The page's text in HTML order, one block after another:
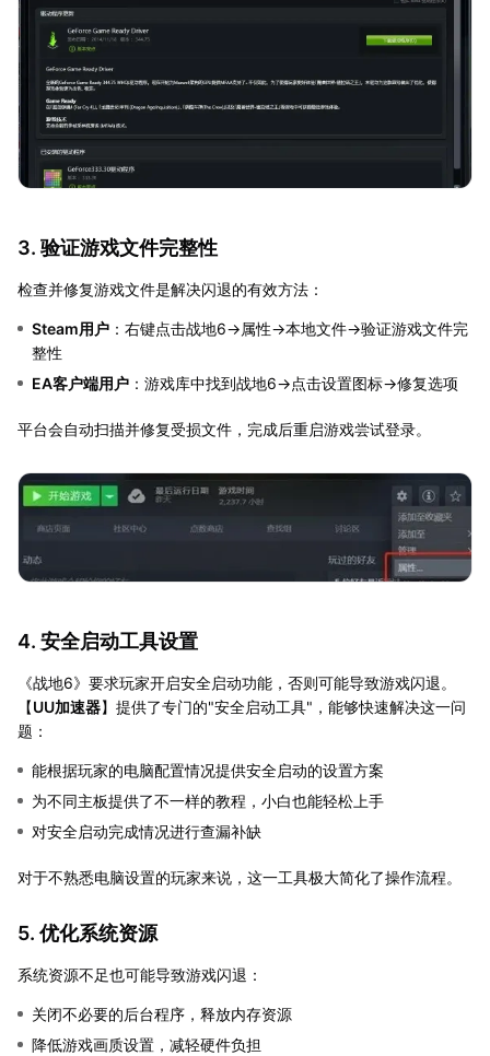
3. 验证游戏文件完整性
检查并修复游戏文件是解决闪退的有效方法：
Steam用户 ：右键点击战地6→属性→本地文件→验证游戏文件完
整性
EA客户端用户 ：游戏库中找到战地6→点击设置图标→修复选项
平台会自动扫描并修复受损文件，完成后重启游戏尝试登录。
4. 安全启动工具设置
《战地6》要求玩家开启安全启动功能，否则可能导致游戏闪退。
【UU加速器】提供了专门的"安全启动工具"，能够快速解决这一问
题：
能根据玩家的电脑配置情况提供安全启动的设置方案
为不同主板提供了不一样的教程，小白也能轻松上手
对安全启动完成情况进行查漏补缺
对于不熟悉电脑设置的玩家来说，这一工具极大简化了操作流程。
5. 优化系统资源
系统资源不足也可能导致游戏闪退：
关闭不必要的后台程序，释放内存资源
降低游戏画质设置，减轻硬件负担